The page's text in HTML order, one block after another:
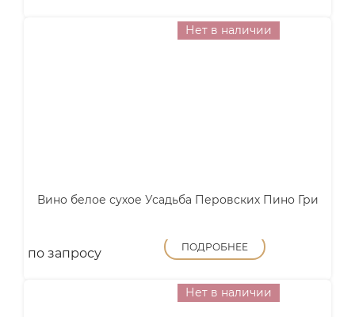
Нет в наличии
Вино белое сухое Усадьба Перовских Пино Гри
по запросу ПОДРОБНЕЕ
Нет в наличии